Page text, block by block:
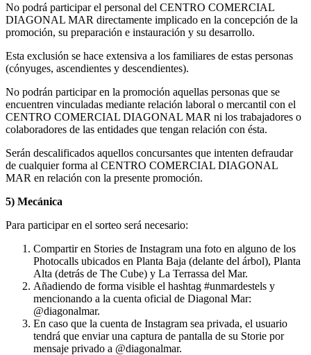
No podrá participar el personal del CENTRO COMERCIAL
DIAGONAL MAR directamente implicado en la concepción de la
promoción, su preparación e instauración y su desarrollo.
Esta exclusión se hace extensiva a los familiares de estas personas
(cónyuges, ascendientes y descendientes).
No podrán participar en la promoción aquellas personas que se
encuentren vinculadas mediante relación laboral o mercantil con el
CENTRO COMERCIAL DIAGONAL MAR ni los trabajadores o
colaboradores de las entidades que tengan relación con ésta.
Serán descalificados aquellos concursantes que intenten defraudar
de cualquier forma al CENTRO COMERCIAL DIAGONAL
MAR en relación con la presente promoción.
5) Mecánica
Para participar en el sorteo será necesario:
Compartir en Stories de Instagram una foto en alguno de los
Photocalls ubicados en Planta Baja (delante del árbol), Planta
Alta (detrás de The Cube) y La Terrassa del Mar.
Añadiendo de forma visible el hashtag #unmardestels y
mencionando a la cuenta oficial de Diagonal Mar:
@diagonalmar.
En caso que la cuenta de Instagram sea privada, el usuario
tendrá que enviar una captura de pantalla de su Storie por
mensaje privado a @diagonalmar.